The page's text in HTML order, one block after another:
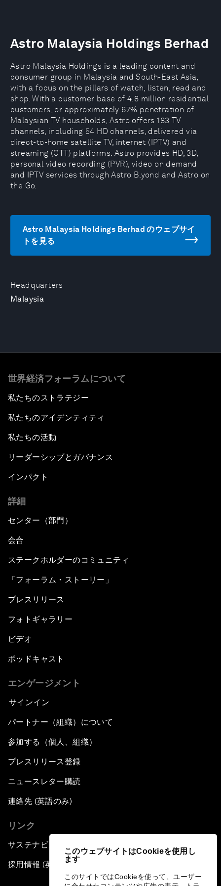
このウェブサイトはCookieを使用し
ます
このサイトではCookieを使って、ユーザー
Headquarters
Malaysia
Astro Malaysia Holdings Berhad
Astro Malaysia Holdings is a leading content and
consumer group in Malaysia and South-East Asia,
with a focus on the pillars of watch, listen, read and
shop. With a customer base of 4.8 million residential
customers, or approximately 67% penetration of
Malaysian TV households, Astro offers 183 TV
channels, including 54 HD channels, delivered via
direct-to-home satellite TV, internet (IPTV) and
streaming (OTT) platforms. Astro provides HD, 3D,
personal video recording (PVR), video on demand
and IPTV services through Astro B.yond and Astro on
the Go.
Astro Malaysia Holdings Berhad のウェブサイ
トを見る
世界経済フォーラムについて
私たちのストラテジー
私たちのアイデンティティ
私たちの活動
リーダーシップとガバナンス
インパクト
詳細
センター（部門）
会合
ステークホルダーのコミュニティ
「フォーラム・ストーリー」
プレスリリース
フォトギャラリー
ビデオ
ポッドキャスト
エンゲージメント
サインイン
パートナー（組織）について
参加する（個人、組織）
プレスリリース登録
ニュースレター購読
連絡先 (英語のみ)
リンク
サステナビリティへの取り組み
採用情報 (英語のみ)